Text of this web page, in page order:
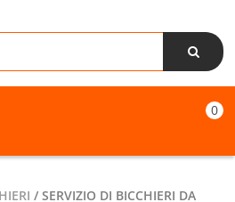
0
/ SERVIZIO DI BICCHIERI DA